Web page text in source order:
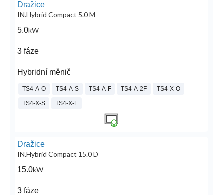
Dražice
IN.Hybrid Compact 5.0 M
5.0kW
3 fáze
Hybridní měnič
TS4-A-O TS4-A-S TS4-A-F TS4-A-2F TS4-X-O
TS4-X-S TS4-X-F
Dražice
IN.Hybrid Compact 15.0 D
15.0kW
3 fáze